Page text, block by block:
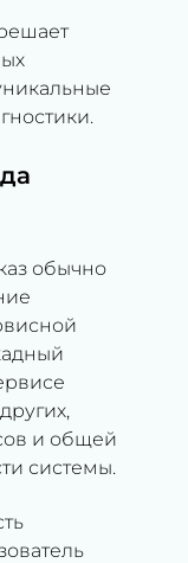
обычно
и общей
системы.